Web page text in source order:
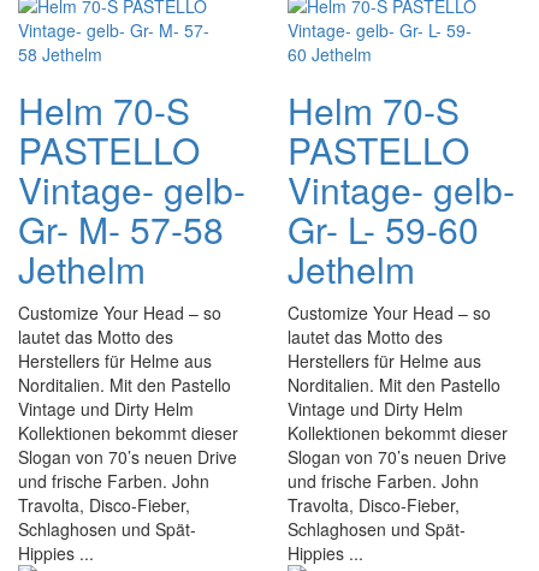
Helm 70-S
PASTELLO
Vintage- gelb-
Gr- M- 57-58
Jethelm
Customize Your Head – so
lautet das Motto des
Herstellers für Helme aus
Norditalien. Mit den Pastello
Vintage und Dirty Helm
Kollektionen bekommt dieser
Slogan von 70’s neuen Drive
und frische Farben. John
Travolta, Disco-Fieber,
Schlaghosen und Spät-
Hippies ...
Helm 70-S
PASTELLO
Vintage- gelb-
Gr- L- 59-60
Jethelm
Customize Your Head – so
lautet das Motto des
Herstellers für Helme aus
Norditalien. Mit den Pastello
Vintage und Dirty Helm
Kollektionen bekommt dieser
Slogan von 70’s neuen Drive
und frische Farben. John
Travolta, Disco-Fieber,
Schlaghosen und Spät-
Hippies ...